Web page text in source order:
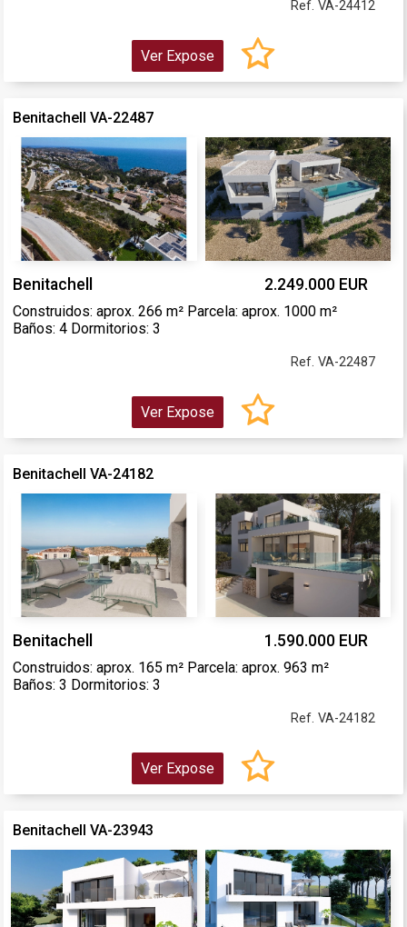
Ref. VA-24412
Ver Expose
Benitachell VA-22487
Benitachell 2.249.000 EUR
Construidos: aprox. 266 m² Parcela: aprox. 1000 m²
Baños: 4 Dormitorios: 3
Ref. VA-22487
Ver Expose
Benitachell VA-24182
Benitachell 1.590.000 EUR
Construidos: aprox. 165 m² Parcela: aprox. 963 m²
Baños: 3 Dormitorios: 3
Ref. VA-24182
Ver Expose
Benitachell VA-23943